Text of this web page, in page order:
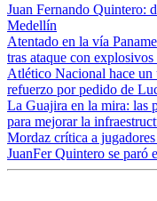
Juan Fernando Quintero:
Medellín
Atentado en la vía
tras ataque con
Atlético Nacional hace
refuerzo por pedido de
La Guajira en la mira: las
para mejorar la
Mordaz crítica a
JuanFer Quintero se paró